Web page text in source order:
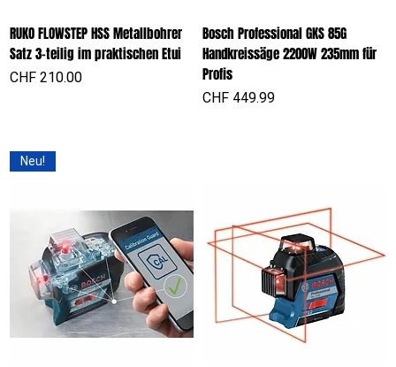
RUKO FLOWSTEP HSS Metallbohrer
Satz 3-teilig im praktischen Etui
Preis
CHF 210.00
Bosch Professional GKS 85G
Handkreissäge 2200W 235mm für
Profis
Preis
CHF 449.99
Neu!